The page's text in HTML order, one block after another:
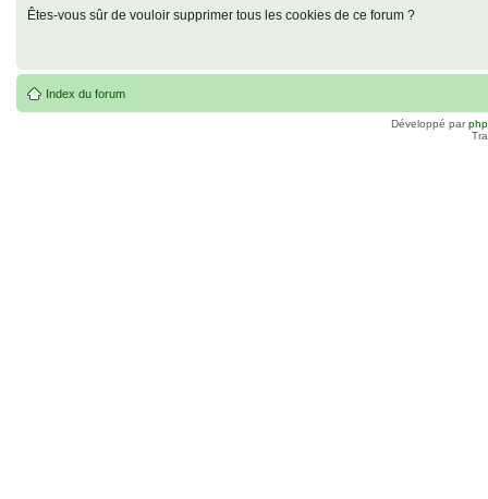
Êtes-vous sûr de vouloir supprimer tous les cookies de ce forum ?
Index du forum
Développé par